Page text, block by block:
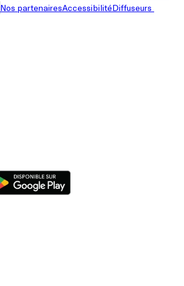
Nos partenairesAccessibilitéDiffuseurs